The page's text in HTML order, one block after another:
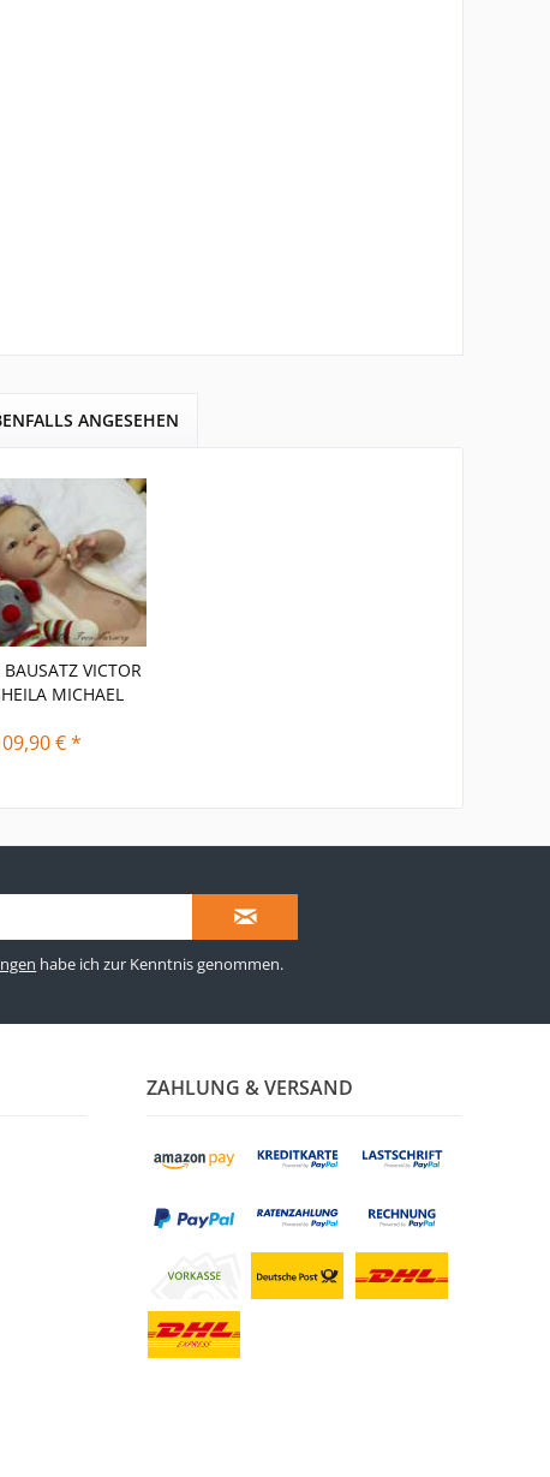
ANGESEHEN
VICTOR
MICHAEL
€ *
habe ich zur Kenntnis genommen.
ZAHLUNG & VERSAND